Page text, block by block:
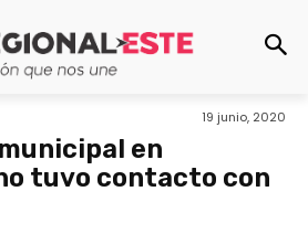
19 junio, 2020
en
tuvo contacto con